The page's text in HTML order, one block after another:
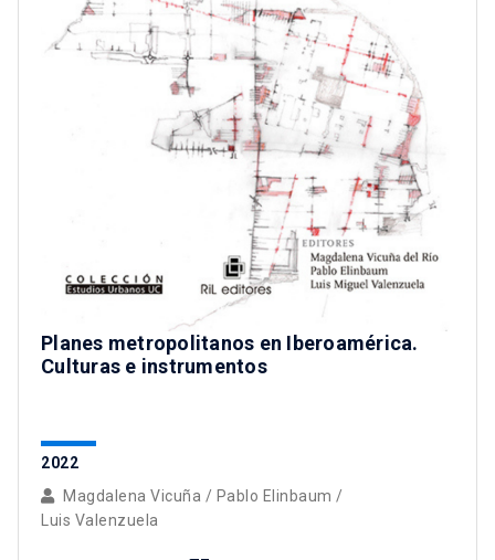
Planes metropolitanos en Iberoamérica.
Culturas e instrumentos
2022
Magdalena Vicuña / Pablo Elinbaum /
Luis Valenzuela